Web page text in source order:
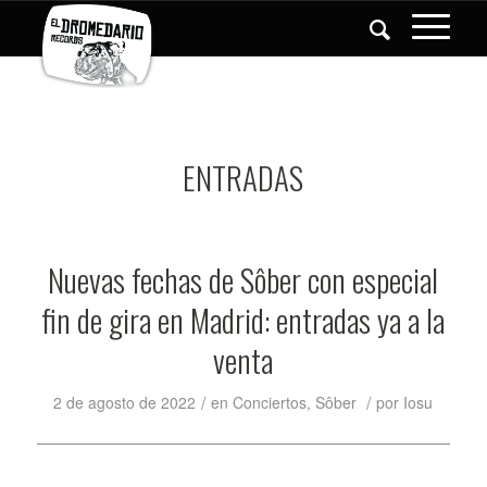
ENTRADAS
Nuevas fechas de Sôber con especial
fin de gira en Madrid: entradas ya a la
venta
2 de agosto de 2022 / enConciertos, Sôber / por Iosu